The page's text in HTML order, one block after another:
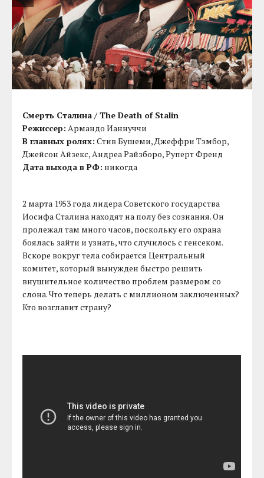
Смерть Cталина / The Death of Stalin
Режиссер: Армандо Ианнуччи
В главных ролях: Cтив Бушеми, Джеффри Тэмбор,
Джейсон Айзекс, Андреа Райзборо, Руперт Френд
Дата выхода в РФ: никогда
2 марта 1953 года лидера Советского государства
Иосифа Сталина находят на полу без сознания. Он
пролежал там много часов, поскольку его охрана
боялась зайти и узнать, что случилось с генсеком.
Вскоре вокруг тела собирается Центральный
комитет, который вынужден быстро решить
внушительное количество проблем размером со
слона. Что теперь делать с миллионом заключенных?
Кто возглавит страну?